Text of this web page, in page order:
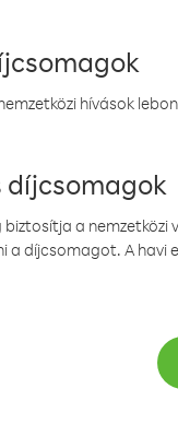
hívások
díjcsomagok
a
a díjcsomagot. A